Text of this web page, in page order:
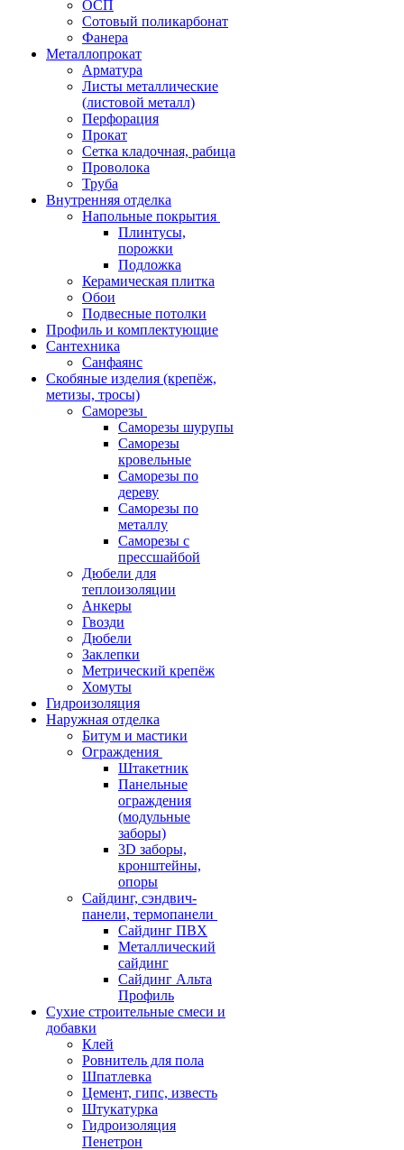
ОСП
Сотовый поликарбонат
Фанера
Металлопрокат
Арматура
Листы металлические
(листовой металл)
Перфорация
Прокат
Сетка кладочная, рабица
Проволока
Труба
Внутренняя отделка
Напольные покрытия
Плинтусы,
порожки
Подложка
Керамическая плитка
Обои
Подвесные потолки
Профиль и комплектующие
Сантехника
Санфаянс
Скобяные изделия (крепёж,
метизы, тросы)
Саморезы
Саморезы шурупы
Саморезы
кровельные
Саморезы по
дереву
Саморезы по
металлу
Саморезы с
прессшайбой
Дюбели для
теплоизоляции
Анкеры
Гвозди
Дюбели
Заклепки
Метрический крепёж
Хомуты
Гидроизоляция
Наружная отделка
Битум и мастики
Ограждения
Штакетник
Панельные
ограждения
(модульные
заборы)
3D заборы,
кронштейны,
опоры
Cайдинг, сэндвич-
панели, термопанели
Сайдинг ПВХ
Металлический
сайдинг
Сайдинг Альта
Профиль
Сухие строительные смеси и
добавки
Клей
Ровнитель для пола
Шпатлевка
Цемент, гипс, известь
Штукатурка
Гидроизоляция
Пенетрон